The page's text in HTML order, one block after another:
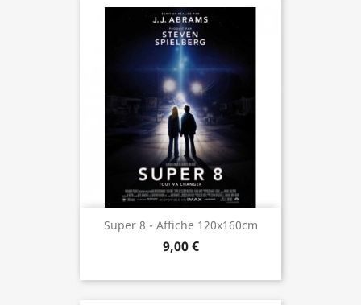
Super 8 - Affiche 120x160cm
9,00 €